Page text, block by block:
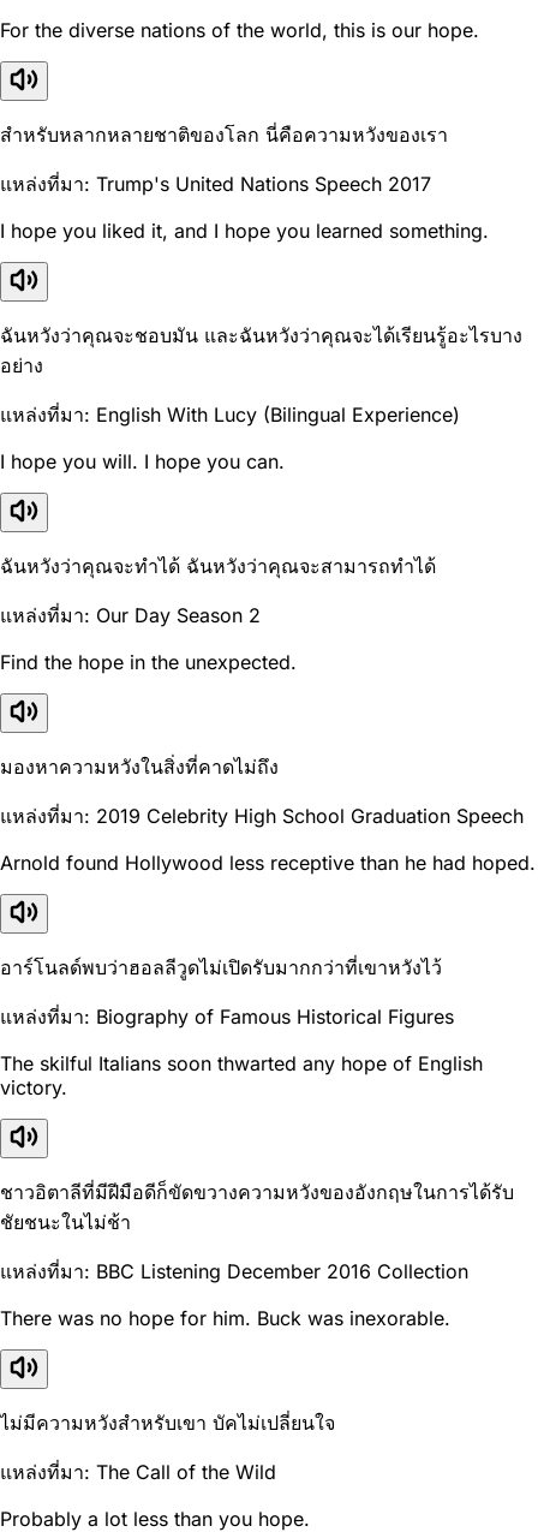
For the diverse nations of the world, this is our hope.
สำหรับหลากหลายชาติของโลก นี่คือความหวังของเรา
แหล่งที่มา: Trump's United Nations Speech 2017
I hope you liked it, and I hope you learned something.
ฉันหวังว่าคุณจะชอบมัน และฉันหวังว่าคุณจะได้เรียนรู้อะไรบาง
อย่าง
แหล่งที่มา: English With Lucy (Bilingual Experience)
I hope you will. I hope you can.
ฉันหวังว่าคุณจะทำได้ ฉันหวังว่าคุณจะสามารถทำได้
แหล่งที่มา: Our Day Season 2
Find the hope in the unexpected.
มองหาความหวังในสิ่งที่คาดไม่ถึง
แหล่งที่มา: 2019 Celebrity High School Graduation Speech
Arnold found Hollywood less receptive than he had hoped.
อาร์โนลด์พบว่าฮอลลีวูดไม่เปิดรับมากกว่าที่เขาหวังไว้
แหล่งที่มา: Biography of Famous Historical Figures
The skilful Italians soon thwarted any hope of English
victory.
ชาวอิตาลีที่มีฝีมือดีก็ขัดขวางความหวังของอังกฤษในการได้รับ
ชัยชนะในไม่ช้า
แหล่งที่มา: BBC Listening December 2016 Collection
There was no hope for him. Buck was inexorable.
ไม่มีความหวังสำหรับเขา บัคไม่เปลี่ยนใจ
แหล่งที่มา: The Call of the Wild
Probably a lot less than you hope.